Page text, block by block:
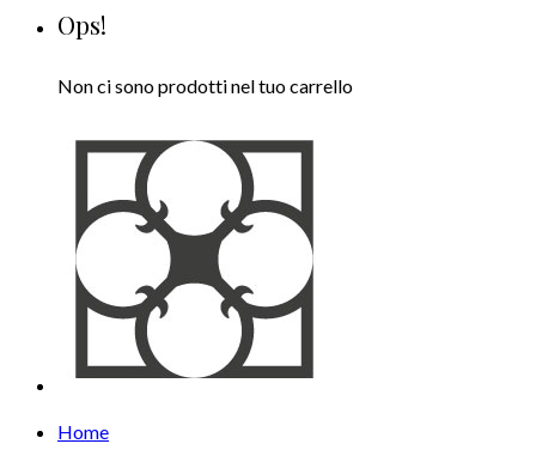
Ops!
Non ci sono prodotti nel tuo carrello
Home